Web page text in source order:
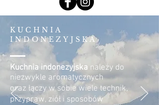
KUCHNIA
INDONEZYJSKA
Kuchnia indonezyjska należy do
niezwykle aromatycznych
oraz łączy w sobie wiele technik,
przypraw, ziół i sposobów